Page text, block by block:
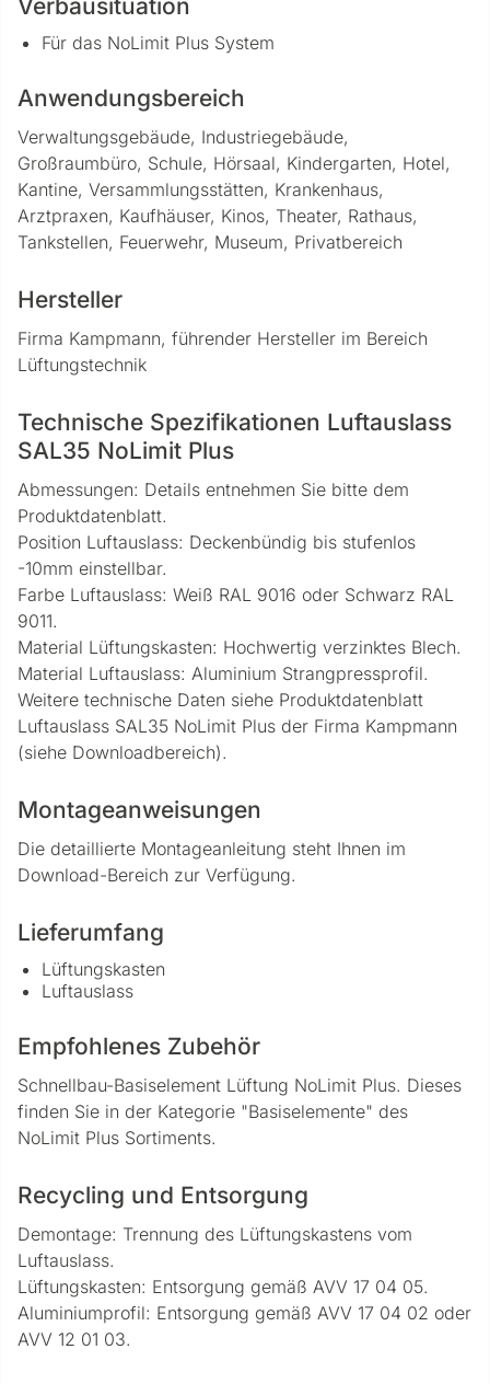
Verbausituation
Für das NoLimit Plus System
Anwendungsbereich
Verwaltungsgebäude, Industriegebäude,
Großraumbüro, Schule, Hörsaal, Kindergarten, Hotel,
Kantine, Versammlungsstätten, Krankenhaus,
Arztpraxen, Kaufhäuser, Kinos, Theater, Rathaus,
Tankstellen, Feuerwehr, Museum, Privatbereich
Hersteller
Firma Kampmann, führender Hersteller im Bereich
Lüftungstechnik
Technische Spezifikationen Luftauslass
SAL35 NoLimit Plus
Abmessungen: Details entnehmen Sie bitte dem
Produktdatenblatt.
Position Luftauslass: Deckenbündig bis stufenlos
-10mm einstellbar.
Farbe Luftauslass: Weiß RAL 9016 oder Schwarz RAL
9011.
Material Lüftungskasten: Hochwertig verzinktes Blech.
Material Luftauslass: Aluminium Strangpressprofil.
Weitere technische Daten siehe Produktdatenblatt
Luftauslass SAL35 NoLimit Plus der Firma Kampmann
(siehe Downloadbereich).
Montageanweisungen
Die detaillierte Montageanleitung steht Ihnen im
Download-Bereich zur Verfügung.
Lieferumfang
Lüftungskasten
Luftauslass
Empfohlenes Zubehör
Schnellbau-Basiselement Lüftung NoLimit Plus. Dieses
finden Sie in der Kategorie "Basiselemente" des
NoLimit Plus Sortiments.
Recycling und Entsorgung
Demontage: Trennung des Lüftungskastens vom
Luftauslass.
Lüftungskasten: Entsorgung gemäß AVV 17 04 05.
Aluminiumprofil: Entsorgung gemäß AVV 17 04 02 oder
AVV 12 01 03.